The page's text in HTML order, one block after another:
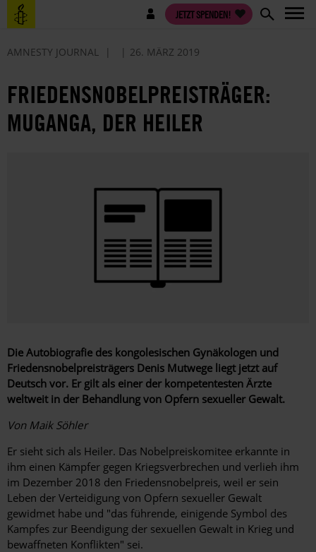
Direkt
zum
Benutzermenü JETZT SPENDEN!
AMNESTY JOURNAL 26. MÄRZ 2019
FRIEDENSNOBELPREISTRÄGER:
MUGANGA, DER HEILER
Die Autobiografie des kongolesischen Gynäkologen und
Friedensnobelpreisträgers Denis Mutwege liegt jetzt auf
Deutsch vor. Er gilt als einer der kompetentesten Ärzte
weltweit in der Behandlung von Opfern sexueller Gewalt.
Von Maik Söhler
Er sieht sich als Heiler. Das Nobelpreiskomitee erkannte in
ihm einen Kämpfer gegen Kriegsverbrechen und verlieh ihm
im Dezember 2018 den Friedensnobelpreis, weil er sein
Leben der Verteidigung von Opfern sexueller Gewalt
gewidmet habe und "das führende, einigende Symbol des
Kampfes zur Beendigung der sexuellen Gewalt in Krieg und
bewaffneten Konflikten" sei.